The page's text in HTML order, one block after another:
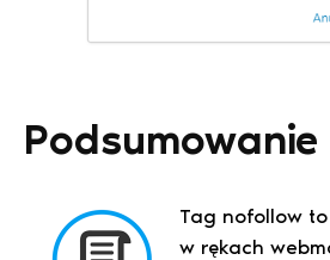
Podsumowanie
Tag nofollow
w rękach